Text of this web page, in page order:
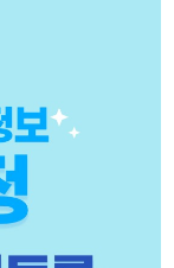
국가유산
수리업
(문화재수
리업)
기계설비
성능점검
업